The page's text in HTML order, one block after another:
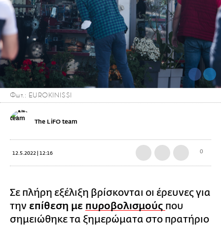
Φωτ.: EUROKINISSI
The LiFO team
12.5.2022 | 12:16 0
Σε πλήρη εξέλιξη βρίσκονται οι έρευνες για
την επίθεση με πυροβολισμούς που
σημειώθηκε τα ξημερώματα στο πρατήριο